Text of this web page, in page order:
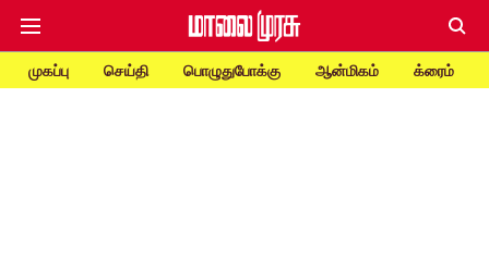
முகப்பு செய்தி பொழுதுபோக்கு ஆன்மிகம் க்ரைம்